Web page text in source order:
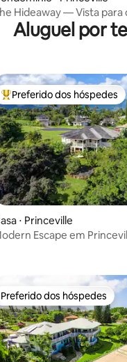
Hideaway — Vista para
Ke Kua (com ar-
Aluguel por
média de 5, 128
Entre os melhores
Preferido dos hóspedes
⋅ Princeville
Escape em
Preferido dos hóspedes
Preferido dos hóspedes